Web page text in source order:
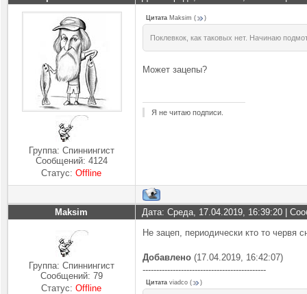
Группа: Спиннингист
Сообщений: 4124
Статус:Offline
Цитата Maksim ( )
Поклевкок, как таковых нет. Начинаю
Может зацепы?
Я не читаю подписи.
Maksim Дата: Среда, 17.04.2019, 16:39:20 |
Группа: Спиннингист
Сообщений: 79
Статус:Offline
Не зацеп, периодически кто то червя
Добавлено (17.04.2019, 16:42:07)
---------------------------------------------
Цитата viadco ( )